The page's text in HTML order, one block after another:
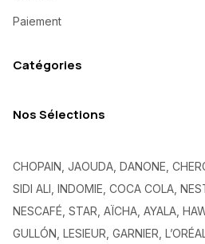
Paiement
Catégories
Nos Sélections
CHOPAIN, JAOUDA, DANONE,
SIDI ALI, INDOMIE, COCA COLA,
NESCAFÉ, STAR, AÏCHA, AYALA,
GULLÓN, LESIEUR, GARNIER,